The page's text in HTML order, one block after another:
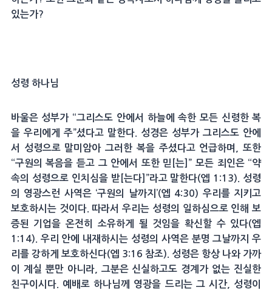
있는가?
성령 하나님
바울은 성부가 “그리스도 안에서 하늘에 속한 모든 신령한 복
을 우리에게 주”셨다고 말한다. 성경은 성부가 그리스도 안에
서 성령으로 말미암아 그러한 복을 주셨다고 언급하며, 또한
“구원의 복음을 듣고 그 안에서 또한 믿[는]” 모든 죄인은 “약
속의 성령으로 인치심을 받[는다]”라고 말한다(엡 1:13). 성령
의 영광스런 사역은 ‘구원의 날까지’(엡 4:30) 우리를 지키고
보호하시는 것이다. 따라서 우리는 성령의 일하심으로 인해 보
증된 기업을 온전히 소유하게 될 것임을 확신할 수 있다(엡
1:14). 우리 안에 내재하시는 성령의 사역은 분명 그날까지 우
리를 강하게 보호하신다(엡 3:16 참조). 성령은 항상 나와 가까
이 계실 뿐만 아니라, 그분은 신실하고도 경계가 없는 진실한
친구이시다. 예배로 하나님께 영광을 드리는 그 시간, 성령이